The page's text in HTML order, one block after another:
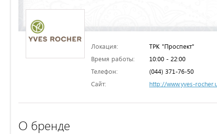
Локация:
ТРК "Проспект"
Время работы:
10:00 - 22:00
Телефон:
(044) 371-76-50
Сайт:
http://www.yves-
О бренде